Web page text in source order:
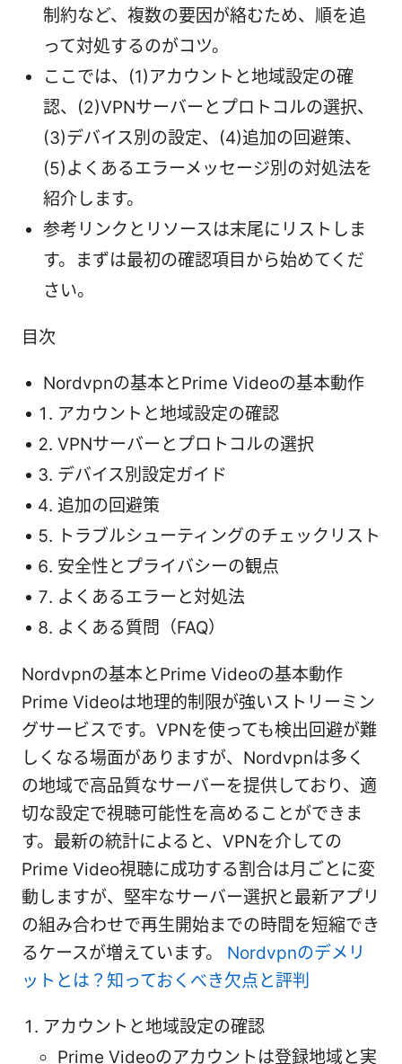
制約など、複数の要因が絡むため、順を追
って対処するのがコツ。
ここでは、(1)アカウントと地域設定の確
認、(2)VPNサーバーとプロトコルの選択、
(3)デバイス別の設定、(4)追加の回避策、
(5)よくあるエラーメッセージ別の対処法を
紹介します。
参考リンクとリソースは末尾にリストしま
す。まずは最初の確認項目から始めてくだ
さい。
目次
Nordvpnの基本とPrime Videoの基本動作
アカウントと地域設定の確認
VPNサーバーとプロトコルの選択
デバイス別設定ガイド
追加の回避策
トラブルシューティングのチェックリスト
安全性とプライバシーの観点
よくあるエラーと対処法
よくある質問（FAQ）
Nordvpnの基本とPrime Videoの基本動作
Prime Videoは地理的制限が強いストリーミン
グサービスです。VPNを使っても検出回避が難
しくなる場面がありますが、Nordvpnは多く
の地域で高品質なサーバーを提供しており、適
切な設定で視聴可能性を高めることができま
す。最新の統計によると、VPNを介しての
Prime Video視聴に成功する割合は月ごとに変
動しますが、堅牢なサーバー選択と最新アプリ
の組み合わせで再生開始までの時間を短縮でき
るケースが増えています。 Nordvpnのデメリ
ットとは？知っておくべき欠点と評判
アカウントと地域設定の確認
Prime Videoのアカウントは登録地域と実